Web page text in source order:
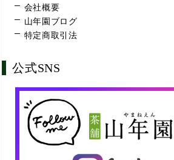
会社概要
山年園ブログ
特定商取引法
公式SNS